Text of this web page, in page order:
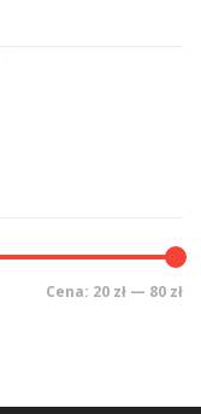
Cena: 20 zł — 80 zł